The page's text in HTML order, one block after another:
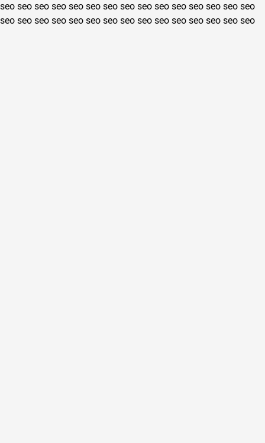
seo seo seo seo seo seo seo seo seo seo seo seo seo seo seo
seo seo seo seo seo seo seo seo seo seo seo seo seo seo seo